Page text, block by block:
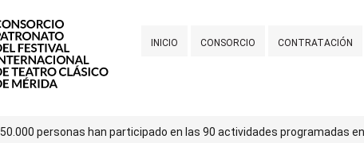
INICIO CONSORCIO CONTRATACIÓN
50.000 personas han participado en las 90 actividades programadas